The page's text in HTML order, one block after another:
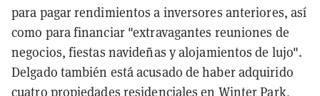
para pagar rendimientos a inversores anteriores, así
como para financiar "extravagantes reuniones de
negocios, fiestas navideñas y alojamientos de lujo".
Delgado también está acusado de haber adquirido
cuatro propiedades residenciales en Winter Park,